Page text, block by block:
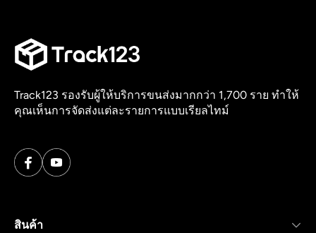
Track123 รองรับผู้ให้บริการขนส่งมากกว่า 1,700 ราย ทำให้
คุณเห็นการจัดส่งแต่ละรายการแบบเรียลไทม์
สินค้า